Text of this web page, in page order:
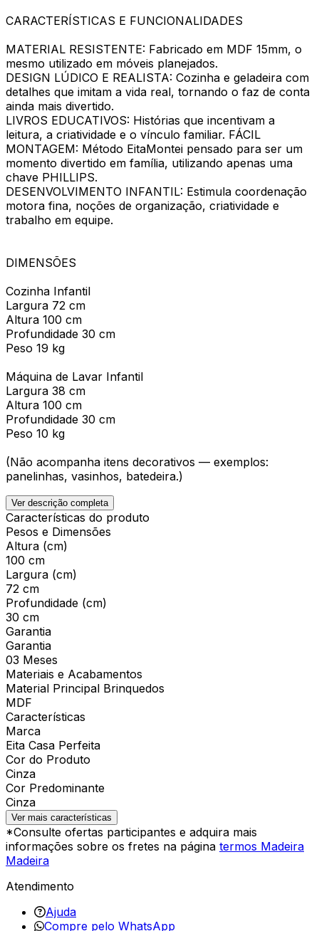
CARACTERÍSTICAS E FUNCIONALIDADES
MATERIAL RESISTENTE: Fabricado em MDF 15mm, o
mesmo utilizado em móveis planejados.
DESIGN LÚDICO E REALISTA: Cozinha e geladeira com
detalhes que imitam a vida real, tornando o faz de conta
ainda mais divertido.
LIVROS EDUCATIVOS: Histórias que incentivam a
leitura, a criatividade e o vínculo familiar. FÁCIL
MONTAGEM: Método EitaMontei pensado para ser um
momento divertido em família, utilizando apenas uma
chave PHILLIPS.
DESENVOLVIMENTO INFANTIL: Estimula coordenação
motora fina, noções de organização, criatividade e
trabalho em equipe.
DIMENSÕES
Cozinha Infantil
Largura 72 cm
Altura 100 cm
Profundidade 30 cm
Peso 19 kg
Máquina de Lavar Infantil
Largura 38 cm
Altura 100 cm
Profundidade 30 cm
Peso 10 kg
(Não acompanha itens decorativos — exemplos:
panelinhas, vasinhos, batedeira.)
Ver descrição completa
Características do produto
Pesos e Dimensões
Altura (cm)
100 cm
Largura (cm)
72 cm
Profundidade (cm)
30 cm
Garantia
Garantia
03 Meses
Materiais e Acabamentos
Material Principal Brinquedos
MDF
Características
Marca
Eita Casa Perfeita
Cor do Produto
Cinza
Cor Predominante
Cinza
Ver mais características
*Consulte ofertas participantes e adquira mais
informações sobre os fretes na página termos Madeira
Madeira
Atendimento
Ajuda
Compre pelo WhatsApp